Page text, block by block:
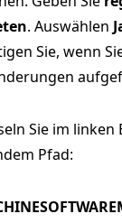
. Auswählen
Sie, wenn
Sie im linken
Pfad: